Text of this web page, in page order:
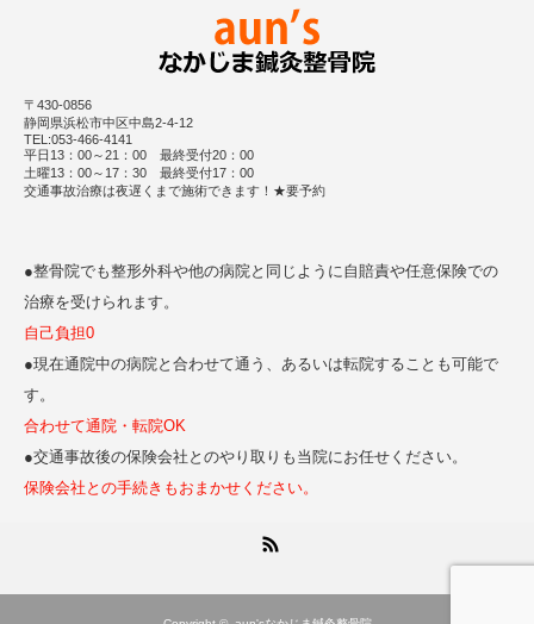
〒430-0856
静岡県浜松市中区中島2-4-12
TEL:053-466-4141
平日13：00～21：00 最終受付20：00
土曜13：00～17：30 最終受付17：00
交通事故治療は夜遅くまで施術できます！★要予約
●整骨院でも整形外科や他の病院と同じように自賠責や任意保険での
治療を受けられます。
自己負担0
●現在通院中の病院と合わせて通う、あるいは転院することも可能で
す。
合わせて通院・転院OK
●交通事故後の保険会社とのやり取りも当院にお任せください。
保険会社との手続きもおまかせください。